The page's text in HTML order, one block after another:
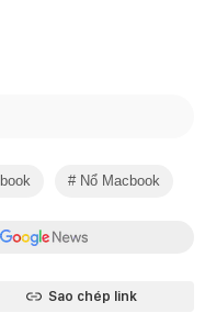
Nổ Macbook
Sao chép link